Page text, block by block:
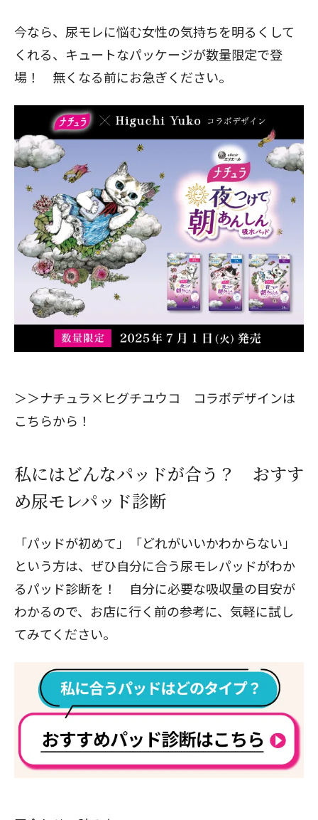
今なら、尿モレに悩む女性の気持ちを明るくして
くれる、キュートなパッケージが数量限定で登
場！ 無くなる前にお急ぎください。
＞＞ナチュラ×ヒグチユウコ コラボデザインは
こちらから！
私にはどんなパッドが合う？ おすす
め尿モレパッド診断
「パッドが初めて」「どれがいいかわからない」
という方は、ぜひ自分に合う尿モレパッドがわか
るパッド診断を！ 自分に必要な吸収量の目安が
わかるので、お店に行く前の参考に、気軽に試し
てみてください。